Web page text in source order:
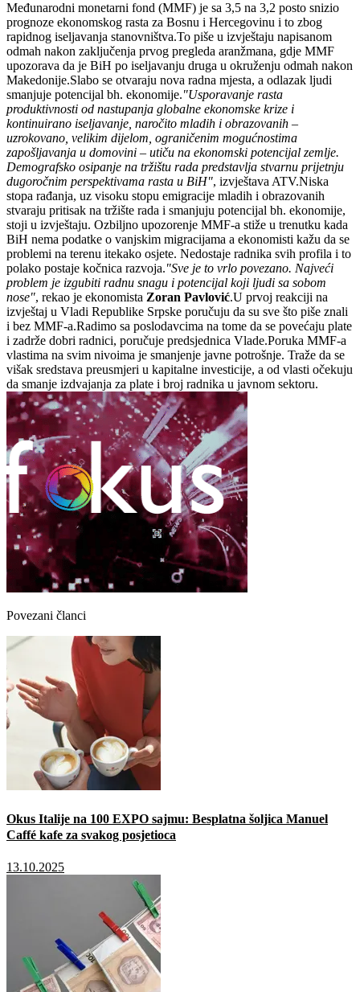
Međunarodni monetarni fond (MMF) je sa 3,5 na 3,2 posto snizio
prognoze ekonomskog rasta za Bosnu i Hercegovinu i to zbog
rapidnog iseljavanja stanovništva.To piše u izvještaju napisanom
odmah nakon zaključenja prvog pregleda aranžmana, gdje MMF
upozorava da je BiH po iseljavanju druga u okruženju odmah nakon
Makedonije.Slabo se otvaraju nova radna mjesta, a odlazak ljudi
smanjuje potencijal bh. ekonomije."Usporavanje rasta
produktivnosti od nastupanja globalne ekonomske krize i
kontinuirano iseljavanje, naročito mladih i obrazovanih –
uzrokovano, velikim dijelom, ograničenim mogućnostima
zapošljavanja u domovini – utiču na ekonomski potencijal zemlje.
Demografsko osipanje na tržištu rada predstavlja stvarnu prijetnju
dugoročnim perspektivama rasta u BiH", izvještava ATV.Niska
stopa rađanja, uz visoku stopu emigracije mladih i obrazovanih
stvaraju pritisak na tržište rada i smanjuju potencijal bh. ekonomije,
stoji u izvještaju. Ozbiljno upozorenje MMF-a stiže u trenutku kada
BiH nema podatke o vanjskim migracijama a ekonomisti kažu da se
problemi na terenu itekako osjete. Nedostaje radnika svih profila i to
polako postaje kočnica razvoja."Sve je to vrlo povezano. Najveći
problem je izgubiti radnu snagu i potencijal koji ljudi sa sobom
nose", rekao je ekonomista Zoran Pavlović.U prvoj reakciji na
izvještaj u Vladi Republike Srpske poručuju da su sve što piše znali
i bez MMF-a.Radimo sa poslodavcima na tome da se povećaju plate
i zadrže dobri radnici, poručuje predsjednica Vlade.Poruka MMF-a
vlastima na svim nivoima je smanjenje javne potrošnje. Traže da se
višak sredstava preusmjeri u kapitalne investicije, a od vlasti očekuju
da smanje izdvajanja za plate i broj radnika u javnom sektoru.
Povezani članci
Okus Italije na 100 EXPO sajmu: Besplatna šoljica Manuel
Caffé kafe za svakog posjetioca
13.10.2025